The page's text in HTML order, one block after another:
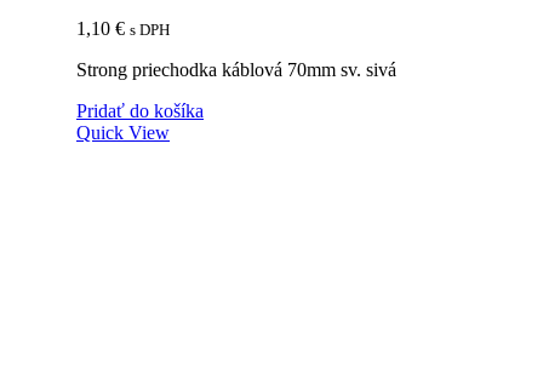
1,10 € s DPH
Strong priechodka káblová 70mm sv. sivá
Pridať do košíka
Quick View